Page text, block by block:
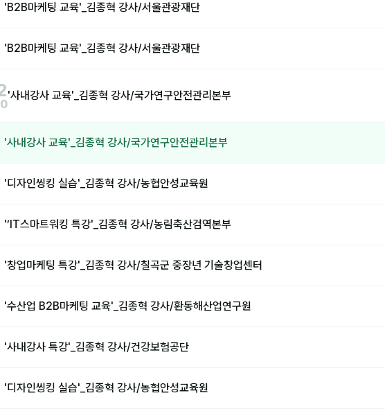
'B2B마케팅 교육'_김종혁 강사/서울관광재단
'B2B마케팅 교육'_김종혁 강사/서울관광재단
'사내강사 교육'_김종혁 강사/국가연구안전관리본부
'사내강사 교육'_김종혁 강사/국가연구안전관리본부
'디자인씽킹 실습'_김종혁 강사/농협안성교육원
'’IT스마트워킹 특강'_김종혁 강사/농림축산검역본부
'창업마케팅 특강'_김종혁 강사/칠곡군 중장년 기술창업센터
'수산업 B2B마케팅 교육'_김종혁 강사/환동해산업연구원
'사내강사 특강'_김종혁 강사/건강보험공단
'디자인씽킹 실습'_김종혁 강사/농협안성교육원